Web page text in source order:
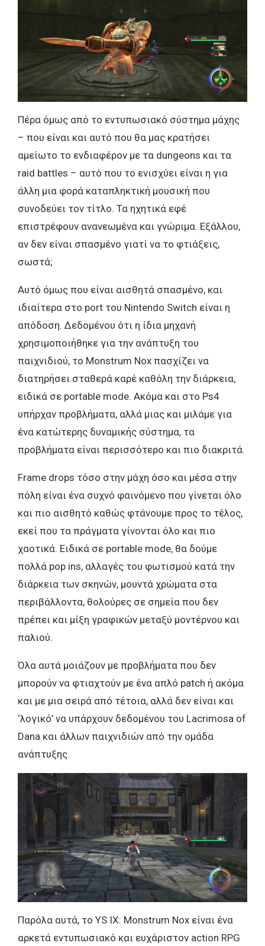
Πέρα όμως από το εντυπωσιακό σύστημα μάχης
– που είναι και αυτό που θα μας κρατήσει
αμείωτο το ενδιαφέρον με τα dungeons και τα
raid battles – αυτό που το ενισχύει είναι η για
άλλη μια φορά καταπληκτική μουσική που
συνοδεύει τον τίτλο. Τα ηχητικά εφέ
επιστρέφουν ανανεωμένα και γνώριμα. Εξάλλου,
αν δεν είναι σπασμένο γιατί να το φτιάξεις,
σωστά;
Αυτό όμως που είναι αισθητά σπασμένο, και
ιδιαίτερα στο port του Nintendo Switch είναι η
απόδοση. Δεδομένου ότι η ίδια μηχανή
χρησιμοποιήθηκε για την ανάπτυξη του
παιχνιδιού, το Monstrum Nox πασχίζει να
διατηρήσει σταθερά καρέ καθόλη την διάρκεια,
ειδικά σε portable mode. Ακόμα και στο Ps4
υπήρχαν προβλήματα, αλλά μιας και μιλάμε για
ένα κατώτερης δυναμικής σύστημα, τα
προβλήματα είναι περισσότερο και πιο διακριτά.
Frame drops τόσο στην μάχη όσο και μέσα στην
πόλη είναι ένα συχνό φαινόμενο που γίνεται όλο
και πιο αισθητό καθώς φτάνουμε προς το τέλος,
εκεί που τα πράγματα γίνονται όλο και πιο
χαοτικά. Ειδικά σε portable mode, θα δούμε
πολλά pop ins, αλλαγές του φωτισμού κατά την
διάρκεια των σκηνών, μουντά χρώματα στα
περιβάλλοντα, θολούρες σε σημεία που δεν
πρέπει και μίξη γραφικών μεταξύ μοντέρνου και
παλιού.
Όλα αυτά μοιάζουν με προβλήματα που δεν
μπορούν να φτιαχτούν με ένα απλό patch ή ακόμα
και με μια σειρά από τέτοια, αλλά δεν είναι και
‘λογικό’ να υπάρχουν δεδομένου του Lacrimosa of
Dana και άλλων παιχνιδιών από την ομάδα
ανάπτυξης.
Παρόλα αυτά, το YS IX: Monstrum Nox είναι ένα
αρκετά εντυπωσιακό και ευχάριστον action RPG